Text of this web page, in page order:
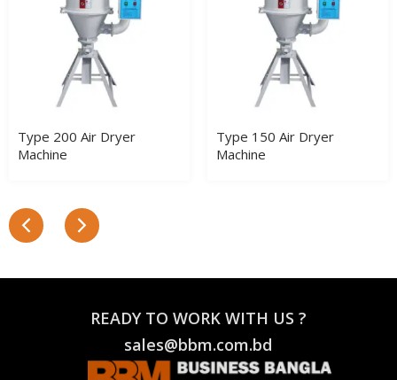
Type 200 Air Dryer
Machine
Type 150 Air Dryer
Machine
READY TO WORK WITH US ?
sales@bbm.com.bd